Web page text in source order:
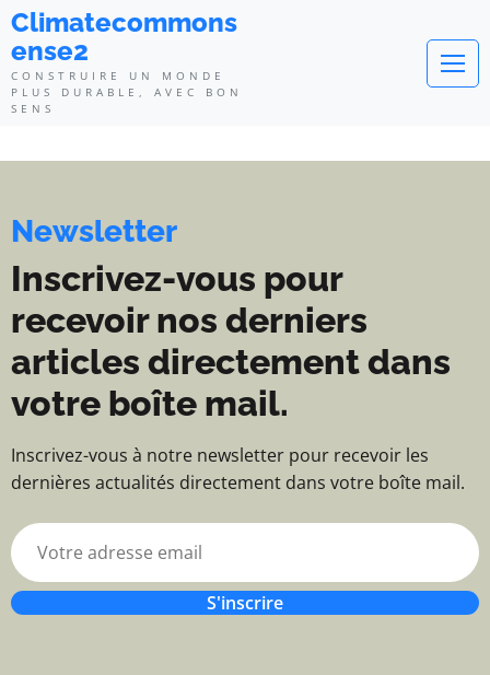
Climatecommonsense2 -
Climatecommons
ense2
CONSTRUIRE UN MONDE
PLUS DURABLE, AVEC BON
SENS
Newsletter
Inscrivez-vous pour
recevoir nos derniers
articles directement dans
votre boîte mail.
Inscrivez-vous à notre newsletter pour recevoir les
dernières actualités directement dans votre boîte mail.
S'inscrire